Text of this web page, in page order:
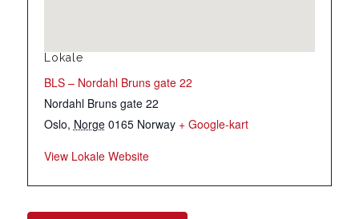
Lokale
BLS – Nordahl Bruns gate 22
Nordahl Bruns gate 22
Oslo, Norge 0165 Norway + Google-kart
View Lokale Website